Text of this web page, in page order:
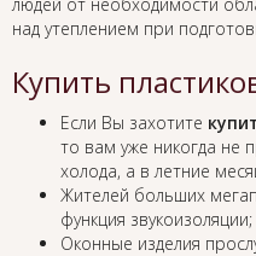
над утеплением при
Купить
Если Вы захотите
то вам уже никогда не
холода, а в летние
Жителей больших
функция звукоизоляции;
Оконные изделия